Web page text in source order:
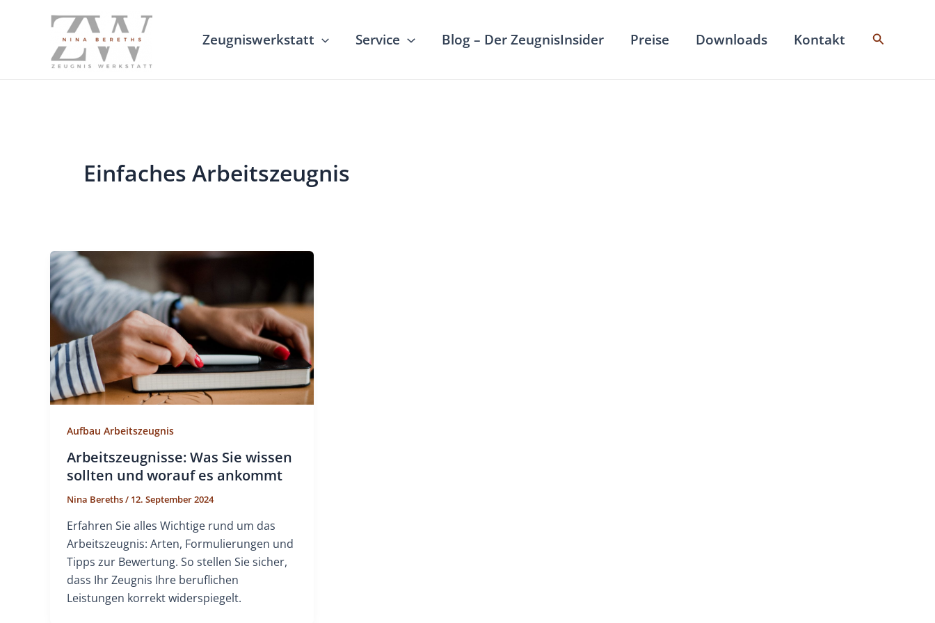
Zeugniswerkstatt Service Blog – Der ZeugnisInsider Preise Downloads Kontakt Suchen
Einfaches Arbeitszeugnis
Aufbau Arbeitszeugnis
Arbeitszeugnisse: Was Sie wissen
sollten und worauf es ankommt
Nina Bereths/ 12. September 2024
Erfahren Sie alles Wichtige rund um das
Arbeitszeugnis: Arten, Formulierungen und
Tipps zur Bewertung. So stellen Sie sicher,
dass Ihr Zeugnis Ihre beruflichen
Leistungen korrekt widerspiegelt.